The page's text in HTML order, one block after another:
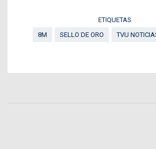
ETIQUETAS
8M
SELLO DE ORO TVU